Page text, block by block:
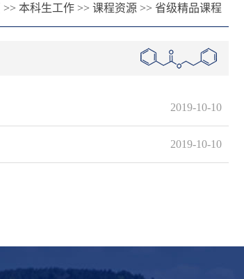
>> 本科生工作 >> 课程资源 >> 省级精品课程
2019-10-10
2019-10-10